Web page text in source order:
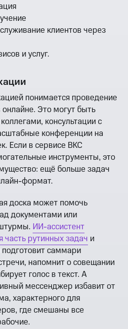
клиентов через
и услуг.
понимается проведение
Это могут быть
консультации с
конференции на
Если в сервисе ВКС
инструменты, это
ещё больше задач
формат.
доска может помочь
документами или
ИИ-ассистент
часть рутинных задач и
саммари
напомнит о совещании
голос в текст. А
мессенджер избавит от
характерного для
где смешаны все